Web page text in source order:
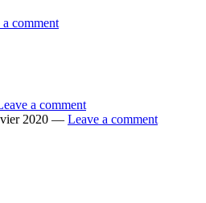
comment
a comment
2020 — Leave a comment